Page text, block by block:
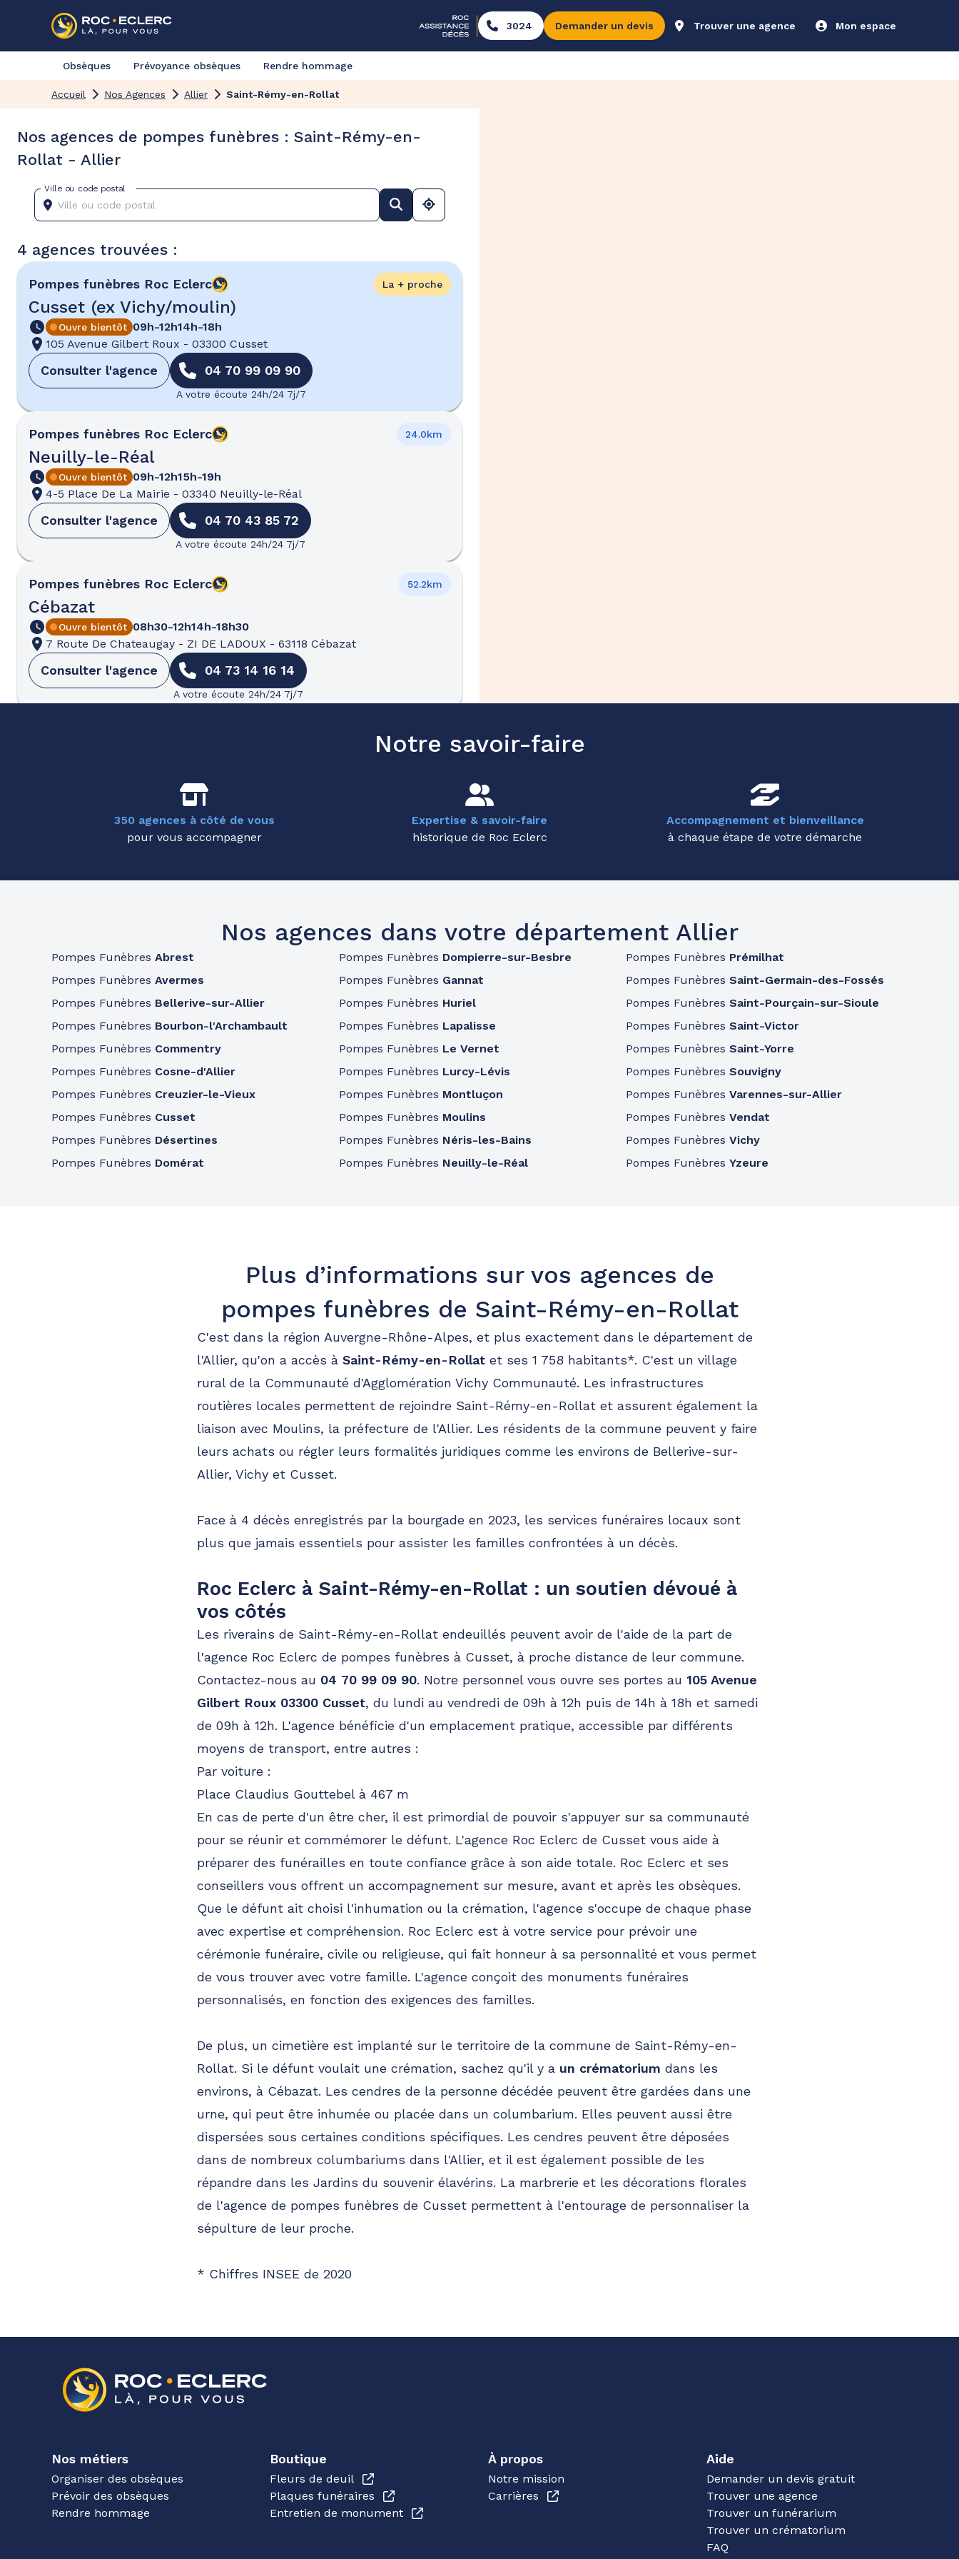
3024 Demander un devis Trouver une agence Mon espace
Obsèques Prévoyance obsèques Rendre hommage
Accueil Nos Agences Allier Saint-Rémy-en-Rollat
Nos agences de pompes funèbres : Saint-Rémy-en-
Rollat - Allier
Ville ou code postal
4 agences trouvées :
Pompes funèbres Roc Eclerc
Cusset (ex Vichy/moulin)
La + proche
Ouvre bientôt 09h-12h14h-18h
105 Avenue Gilbert Roux - 03300 Cusset
Consulter l'agence 04 70 99 09 90
A votre écoute 24h/24 7j/7
Pompes funèbres Roc Eclerc
Neuilly-le-Réal
24.0km
Ouvre bientôt 09h-12h15h-19h
4-5 Place De La Mairie - 03340 Neuilly-le-Réal
Consulter l'agence 04 70 43 85 72
A votre écoute 24h/24 7j/7
Pompes funèbres Roc Eclerc
Cébazat
52.2km
Ouvre bientôt 08h30-12h14h-18h30
7 Route De Chateaugay - ZI DE LADOUX - 63118 Cébazat
Consulter l'agence 04 73 14 16 14
A votre écoute 24h/24 7j/7
54.7km
03600 Commentry
Consulter l'agence 04 70 64 94 38
A votre écoute 24h/24 7j/7
Notre savoir-faire
350 agences à côté de vous
pour vous accompagner
Expertise & savoir-faire
historique de Roc Eclerc
Accompagnement et bienveillance
à chaque étape de votre démarche
Nos agences dans votre département Allier
Pompes Funèbres Abrest
Pompes Funèbres Avermes
Pompes Funèbres Bellerive-sur-Allier
Pompes Funèbres Bourbon-l'Archambault
Pompes Funèbres Commentry
Pompes Funèbres Cosne-d'Allier
Pompes Funèbres Creuzier-le-Vieux
Pompes Funèbres Cusset
Pompes Funèbres Désertines
Pompes Funèbres Domérat
Pompes Funèbres Dompierre-sur-Besbre
Pompes Funèbres Gannat
Pompes Funèbres Huriel
Pompes Funèbres Lapalisse
Pompes Funèbres Le Vernet
Pompes Funèbres Lurcy-Lévis
Pompes Funèbres Montluçon
Pompes Funèbres Moulins
Pompes Funèbres Néris-les-Bains
Pompes Funèbres Neuilly-le-Réal
Pompes Funèbres Prémilhat
Pompes FunèbresSaint-Germain-des-Fossés
Pompes FunèbresSaint-Pourçain-sur-Sioule
Pompes FunèbresSaint-Victor
Pompes FunèbresSaint-Yorre
Pompes FunèbresSouvigny
Pompes FunèbresVarennes-sur-Allier
Pompes FunèbresVendat
Pompes FunèbresVichy
Pompes FunèbresYzeure
Plus d’informations sur vos agences de
pompes funèbres de Saint-Rémy-en-Rollat
C'est dans la région Auvergne-Rhône-Alpes, et plus exactement dans le département de
l'Allier, qu'on a accès à Saint-Rémy-en-Rollat et ses 1 758 habitants*. C'est un village
rural de la Communauté d'Agglomération Vichy Communauté. Les infrastructures
routières locales permettent de rejoindre Saint-Rémy-en-Rollat et assurent également la
liaison avec Moulins, la préfecture de l'Allier. Les résidents de la commune peuvent y faire
leurs achats ou régler leurs formalités juridiques comme les environs de Bellerive-sur-
Allier, Vichy et Cusset.
Face à 4 décès enregistrés par la bourgade en 2023, les services funéraires locaux sont
plus que jamais essentiels pour assister les familles confrontées à un décès.
Roc Eclerc à Saint-Rémy-en-Rollat : un soutien dévoué à
vos côtés
Les riverains de Saint-Rémy-en-Rollat endeuillés peuvent avoir de l'aide de la part de
l'agence Roc Eclerc de pompes funèbres à Cusset, à proche distance de leur commune.
Contactez-nous au 04 70 99 09 90. Notre personnel vous ouvre ses portes au 105 Avenue
Gilbert Roux 03300 Cusset, du lundi au vendredi de 09h à 12h puis de 14h à 18h et samedi
de 09h à 12h. L'agence bénéficie d'un emplacement pratique, accessible par différents
moyens de transport, entre autres :
Par voiture :
Place Claudius Gouttebel à 467 m
En cas de perte d'un être cher, il est primordial de pouvoir s'appuyer sur sa communauté
pour se réunir et commémorer le défunt. L'agence Roc Eclerc de Cusset vous aide à
préparer des funérailles en toute confiance grâce à son aide totale. Roc Eclerc et ses
conseillers vous offrent un accompagnement sur mesure, avant et après les obsèques.
Que le défunt ait choisi l'inhumation ou la crémation, l'agence s'occupe de chaque phase
avec expertise et compréhension. Roc Eclerc est à votre service pour prévoir une
cérémonie funéraire, civile ou religieuse, qui fait honneur à sa personnalité et vous permet
de vous trouver avec votre famille. L'agence conçoit des monuments funéraires
personnalisés, en fonction des exigences des familles.
De plus, un cimetière est implanté sur le territoire de la commune de Saint-Rémy-en-
Rollat. Si le défunt voulait une crémation, sachez qu'il y a un crématorium dans les
environs, à Cébazat. Les cendres de la personne décédée peuvent être gardées dans une
urne, qui peut être inhumée ou placée dans un columbarium. Elles peuvent aussi être
dispersées sous certaines conditions spécifiques. Les cendres peuvent être déposées
dans de nombreux columbariums dans l'Allier, et il est également possible de les
répandre dans les Jardins du souvenir élavérins. La marbrerie et les décorations florales
de l'agence de pompes funèbres de Cusset permettent à l'entourage de personnaliser la
sépulture de leur proche.
* Chiffres INSEE de 2020
Nos métiers
Organiser des obsèques
Prévoir des obsèques
Rendre hommage
Boutique
Fleurs de deuil
Plaques funéraires
Entretien de monument
À propos
Notre mission
Carrières
Aide
Demander un devis gratuit
Trouver une agence
Trouver un funérarium
Trouver un crématorium
FAQ